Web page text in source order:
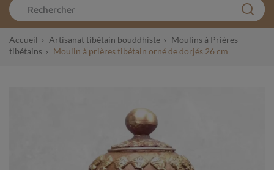
Accueil Artisanat tibétain bouddhiste
Moulins à Prières
tibétains
Moulin à prières tibétain orné de dorjés 26 cm